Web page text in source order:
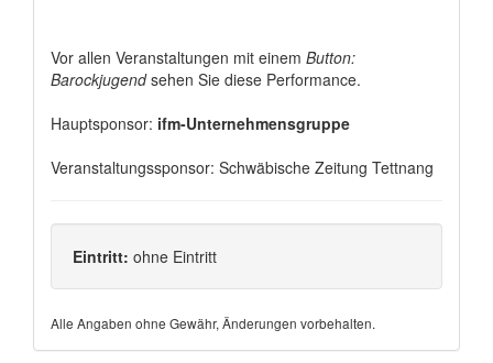
Vor allen Veranstaltungen mit einem Button:
Barockjugendsehen Sie diese Performance.
Hauptsponsor: ifm-Unternehmensgruppe
Veranstaltungssponsor: Schwäbische Zeitung Tettnang
Eintritt: ohne Eintritt
Alle Angaben ohne Gewähr, Änderungen vorbehalten.